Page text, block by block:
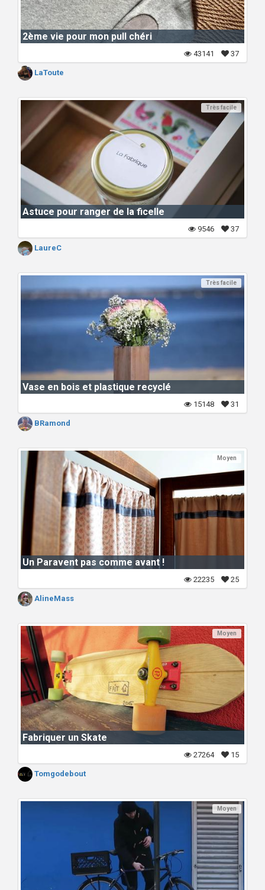
2ème vie pour mon pull chéri
37
43141
LaToute
Très facile
Astuce pour ranger de la ficelle
37
9546
LaureC
Très facile
Vase en bois et plastique recyclé
31
15148
BRamond
Moyen
Un Paravent pas comme avant !
25
22235
AlineMass
Moyen
Fabriquer un Skate
15
27264
Tomgodebout
Moyen